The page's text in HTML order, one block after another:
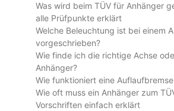
Was wird beim TÜV für Anhänger
alle Prüfpunkte erklärt
Welche Beleuchtung ist bei einem
vorgeschrieben?
Wie finde ich die richtige Achse
Anhänger?
Wie funktioniert eine
Wie oft muss ein Anhänger zum
Vorschriften einfach erklärt